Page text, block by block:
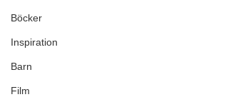
Böcker
Inspiration
Barn
Film